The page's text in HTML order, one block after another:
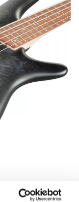
ajustables
cuerdas de +/-